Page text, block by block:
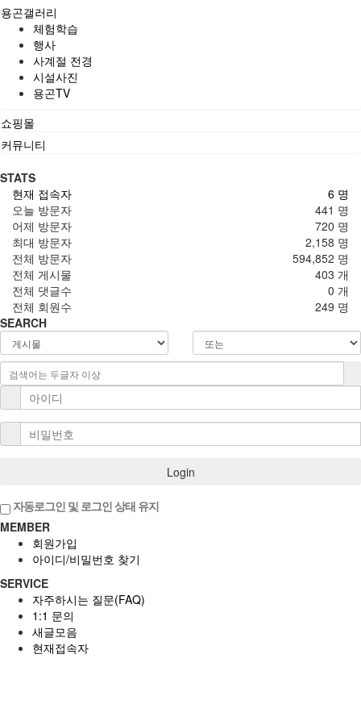
용곤갤러리
체험학습
행사
사계절 전경
시설사진
용곤TV
쇼핑몰
커뮤니티
STATS
6 명
현재 접속자
441 명
오늘 방문자
720 명
어제 방문자
2,158 명
최대 방문자
594,852 명
전체 방문자
403 개
전체 게시물
0 개
전체 댓글수
249 명
전체 회원수
SEARCH
Login
자동로그인 및 로그인 상태 유지
MEMBER
회원가입
아이디/비밀번호 찾기
SERVICE
자주하시는 질문(FAQ)
1:1 문의
새글모음
현재접속자